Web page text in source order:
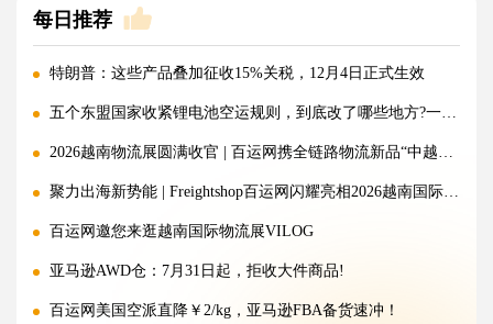
每日推荐
特朗普：这些产品叠加征收15%关税，12月4日正式生效
五个东盟国家收紧锂电池空运规则，到底改了哪些地方?一文讲清!
2026越南物流展圆满收官 | 百运网携全链路物流新品“中越美专线”强势出圈！
聚力出海新势能 | Freightshop百运网闪耀亮相2026越南国际物流展
百运网邀您来逛越南国际物流展VILOG
亚马逊AWD仓：7月31日起，拒收大件商品!
百运网美国空派直降￥2/kg，亚马逊FBA备货速冲！